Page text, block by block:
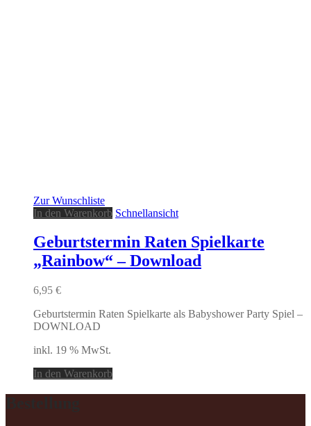
Zur Wunschliste
In den Warenkorb Schnellansicht
Geburtstermin Raten Spielkarte
„Rainbow“ – Download
6,95 €
Geburtstermin Raten Spielkarte als Babyshower Party Spiel –
DOWNLOAD
inkl. 19 % MwSt.
In den Warenkorb